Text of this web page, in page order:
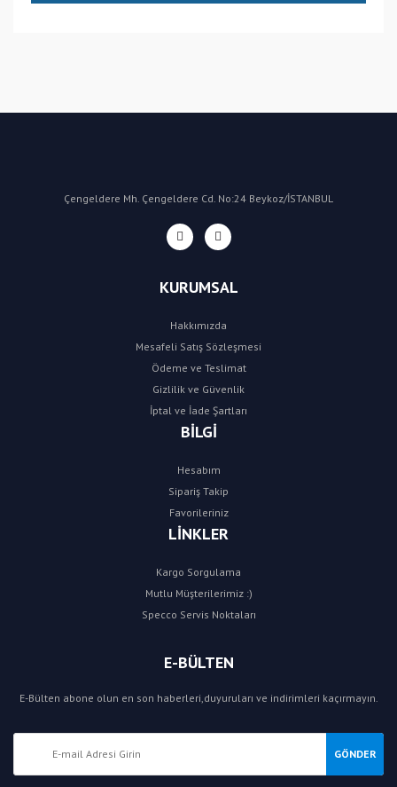
Çengeldere Mh. Çengeldere Cd. No:24 Beykoz/İSTANBUL
KURUMSAL
Hakkımızda
Mesafeli Satış Sözleşmesi
Ödeme ve Teslimat
Gizlilik ve Güvenlik
İptal ve İade Şartları
BİLGİ
Hesabım
Sipariş Takip
Favorileriniz
LİNKLER
Kargo Sorgulama
Mutlu Müşterilerimiz :)
Specco Servis Noktaları
E-BÜLTEN
E-Bülten abone olun en son haberleri,duyuruları ve indirimleri kaçırmayın.
GÖNDER